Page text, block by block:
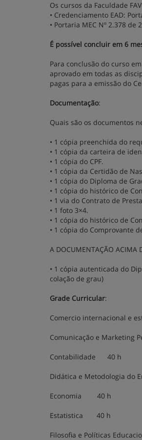
Os cursos da Faculdade
• Credenciamento EAD:
• Portaria MEC Nº 2.378
É possível concluir em 6
Para conclusão do curso
aprovado em todas as
pagas para a emissão do
Documentação:
Quais são os documentos
• 1 cópia preenchida do
• 1 cópia da carteira de
• 1 cópia do CPF.
• 1 cópia da Certidão de
• 1 cópia do Diploma de
• 1 cópia do histórico de
• 1 via do Contrato de
• 1 foto 3×4.
• 1 cópia do histórico de
• 1 cópia do Comprovante
A DOCUMENTAÇÃO ACIMA
• 1 cópia autenticada do
colação de grau)
Grade Curricular:
Comercio internacional
Comunicação e
Contabilidade 40 h
Didática e Metodologia
Economia 40 h
Estatistica 40 h
Filosofia e Políticas